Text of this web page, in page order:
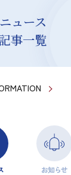
ニュース
事一覧
お知らせ